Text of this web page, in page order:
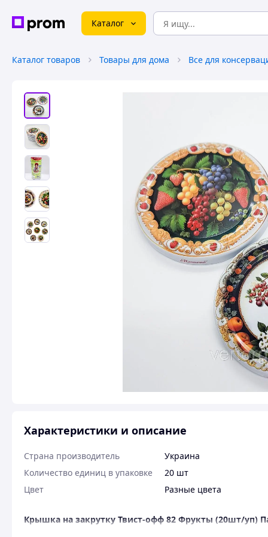
Каталог
Каталог товаров Товары для дома Все для
Характеристики и описание
Страна производитель
Украина
Количество единиц в упаковке
20 шт
Цвет
Разные цвета
Крышка на закрутку Твист-офф 82 Фрукты (20шт/уп)